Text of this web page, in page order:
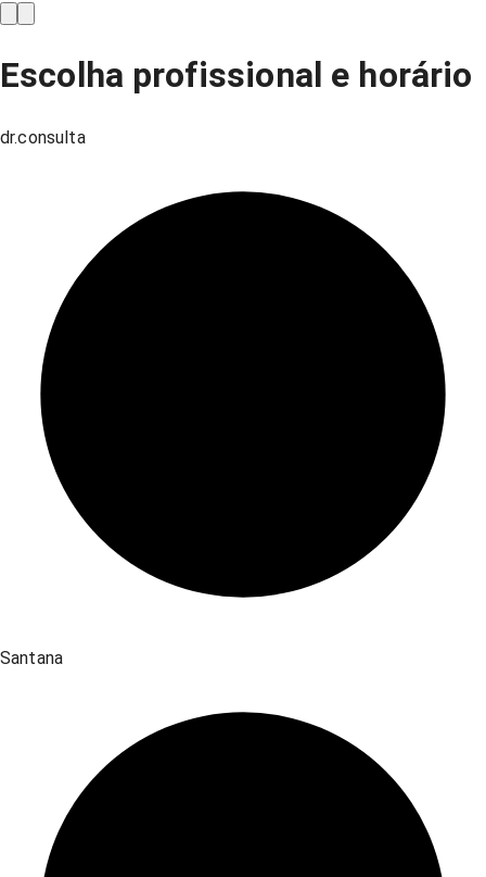
Escolha profissional e horário
dr.consulta
Santana